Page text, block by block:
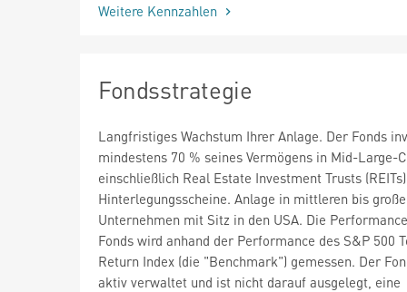
Weitere Kennzahlen
Fondsstrategie
Langfristiges Wachstum Ihrer Anlage. Der Fonds
mindestens 70 % seines Vermögens in Mid-Large-
einschließlich Real Estate Investment Trusts
Hinterlegungsscheine. Anlage in mittleren bis
Unternehmen mit Sitz in den USA. Die
Fonds wird anhand der Performance des S&P 500
Return Index (die "Benchmark") gemessen. Der
aktiv verwaltet und ist nicht darauf ausgelegt, eine